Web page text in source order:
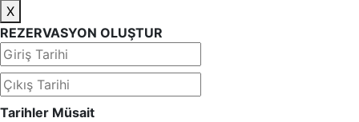
X
REZERVASYON OLUŞTUR
Tarihler Müsait